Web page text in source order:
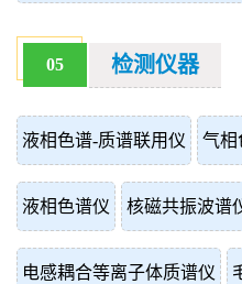
05 检测仪器
液相色谱-质谱联用仪 气相
液相色谱仪 核磁共振波谱
电感耦合等离子体质谱仪